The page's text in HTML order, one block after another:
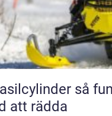
så fungerar den och därför är den
att rädda